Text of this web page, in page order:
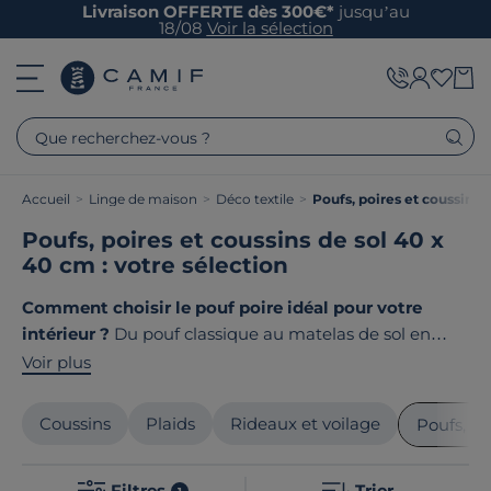
Livraison OFFERTE dès 300€* jusqu’au
18/08 Voir la sélection
Que recherchez-vous ?
Accueil > Linge de maison > Déco textile > Poufs, poires et coussins
Poufs, poires et coussins de sol 40 x
40 cm : votre sélection
Comment choisir le pouf poire idéal pour votre
intérieur ? Du pouf classique au matelas de sol en
passant par les coussins géants, chaque modèle
matériaux de qualité, des designs modernes et une
fabrication plus responsable font de nos poufs poire
Voir plus
Coussins Plaids Rideaux et voilage Poufs,